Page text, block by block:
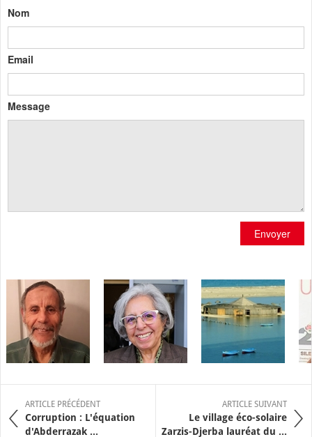
Nom
Email
Message
Envoyer
ARTICLE PRÉCÉDENT
Corruption : L'équation
d'Abderrazak ...
ARTICLE SUIVANT
Le village éco-solaire
Zarzis-Djerba lauréat du ...